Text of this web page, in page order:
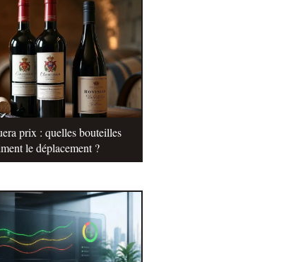
prix : quelles bouteilles
le déplacement ?